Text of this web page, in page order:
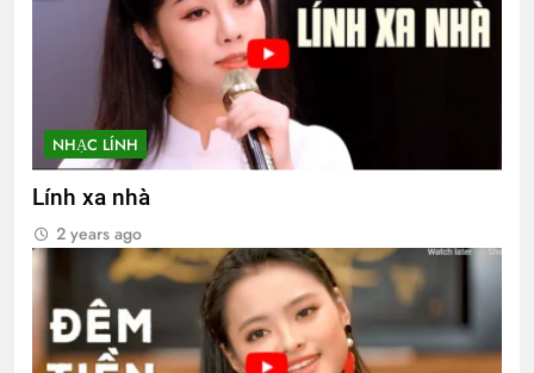
NHẠC LÍNH
Lính xa nhà
2 years ago